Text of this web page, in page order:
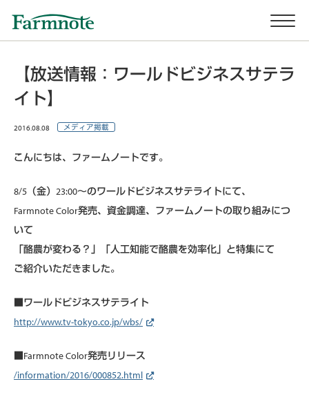
【放送情報：ワールドビジネスサテラ
イト】
2016.08.08 メディア掲載
こんにちは、ファームノートです。
8/5（金）23:00〜のワールドビジネスサテライトにて、
Farmnote Color発売、資金調達、ファームノートの取り組みにつ
いて
「酪農が変わる？」「人工知能で酪農を効率化」と特集にて
ご紹介いただきました。
■ワールドビジネスサテライト
http://www.tv-tokyo.co.jp/wbs/
■Farmnote Color発売リリース
/information/2016/000852.html